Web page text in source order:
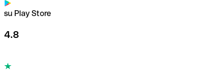
su Play Store
4.8